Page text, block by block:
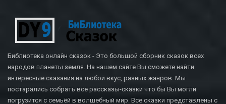
Библиотека онлайн сказок - Это большой сборник сказок всех
народов планеты земля. На нашем сайте Вы сможете найти
интересные сказания на любой вкус, разных жанров. Мы
постарались собрать все рассказы-сказки что бы Вы могли
погрузится с семьёй в волшебный мир. Все сказки представлены с